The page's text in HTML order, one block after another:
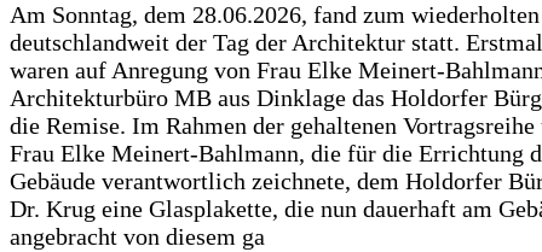
Am Sonntag, dem 28.06.2026, fand zum
deutschlandweit der Tag der Architektur statt.
waren auf Anregung von Frau Elke Meinert-
Architekturbüro MB aus Dinklage das Holdorfer
die Remise. Im Rahmen der gehaltenen
Frau Elke Meinert-Bahlmann, die für die Errichtung
Gebäude verantwortlich zeichnete, dem Holdorfer
Dr. Krug eine Glasplakette, die nun dauerhaft am
angebracht von diesem ga